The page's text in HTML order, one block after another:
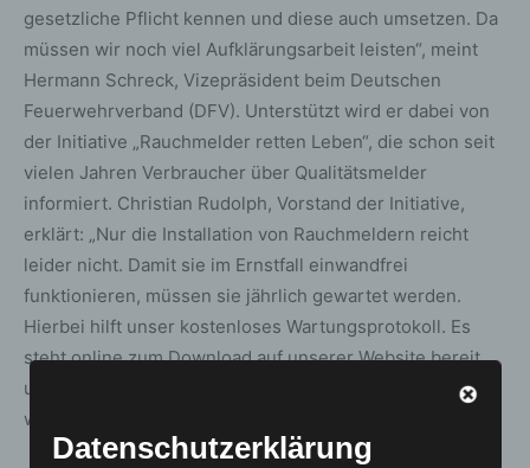
gesetzliche Pflicht kennen und diese auch umsetzen. Da
müssen wir noch viel Aufklärungsarbeit leisten“, meint
Hermann Schreck, Vizepräsident beim Deutschen
Feuerwehrverband (DFV). Unterstützt wird er dabei von
der Initiative „Rauchmelder retten Leben“, die schon seit
vielen Jahren Verbraucher über Qualitätsmelder
informiert. Christian Rudolph, Vorstand der Initiative,
erklärt: „Nur die Installation von Rauchmeldern reicht
leider nicht. Damit sie im Ernstfall einwandfrei
funktionieren, müssen sie jährlich gewartet werden.
Hierbei hilft unser kostenloses Wartungsprotokoll. Es
steht online zum Download auf unserer Website bereit
und kann sowohl ausgedruckt als auch digital ausgefüllt
werden.“
Datenschutzerklärung